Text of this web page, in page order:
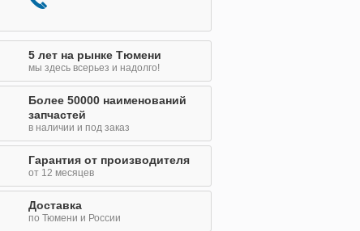
5 лет на рынке Тюмени
мы здесь всерьез и надолго!
Более 50000 наименований
запчастей
в наличии и под заказ
Гарантия от производителя
от 12 месяцев
Доставка
по Тюмени и России